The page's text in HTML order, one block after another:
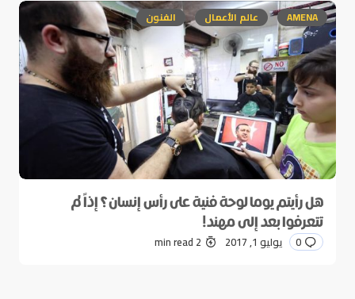
AMENA عالم الأعمال الفنون
هل رأيتم يوما لوحة فنية على رأس إنسان؟ إذاً لم
تتعرفوا بعد إلى مهند!
0 يوليو 1, 2017 2 min read